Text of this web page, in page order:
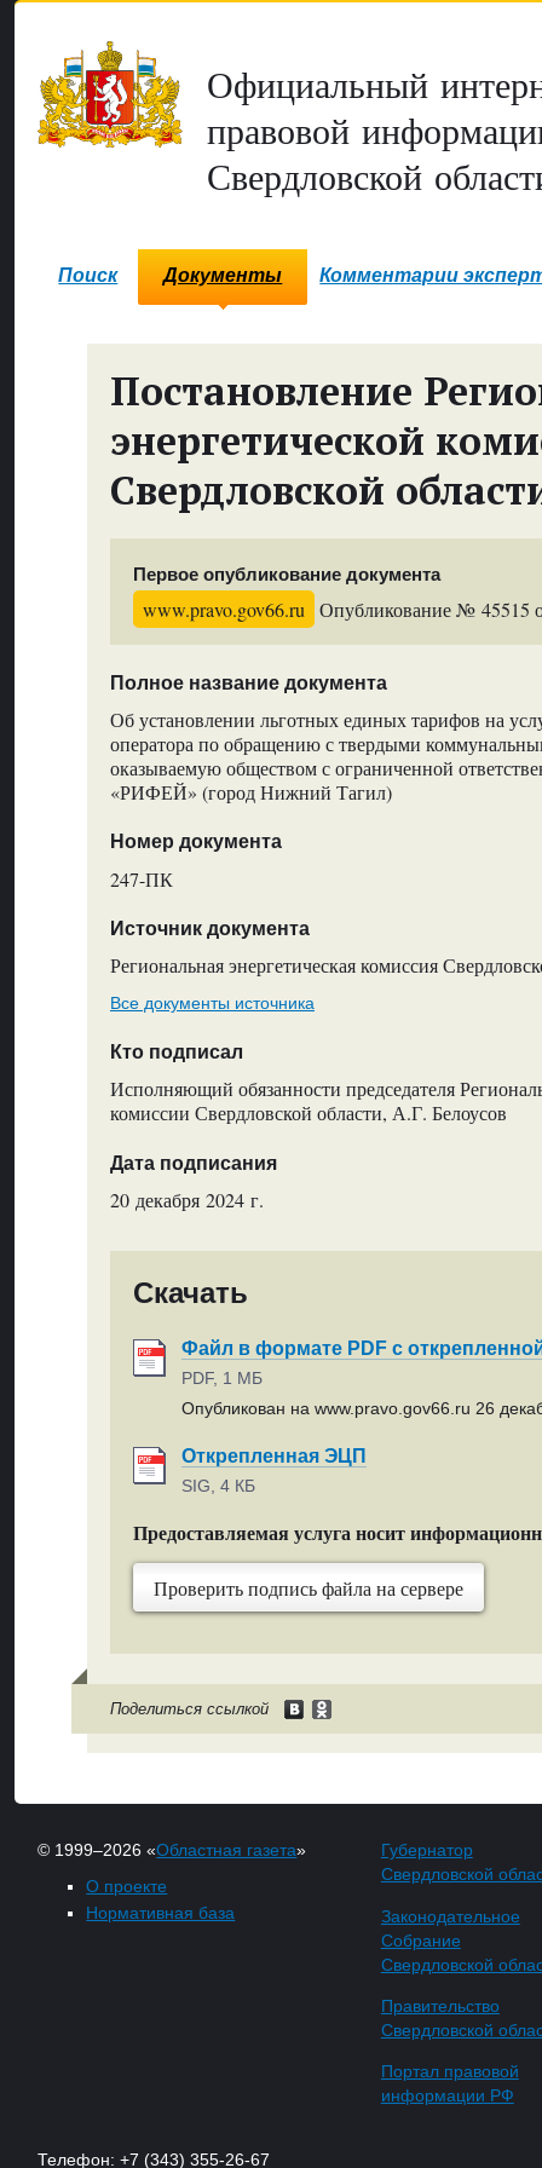
Официальный
правовой
Свердловской
Поиск Документы Комментарии
Постановление
энергетической
Свердловской
Первое опубликование документа
www.pravo.gov66.ru Опубликование № 45515
Полное название документа
Об установлении льготных единых тарифов на
оператора по обращению с твердыми
оказываемую обществом с ограниченной
«РИФЕЙ» (город Нижний Тагил)
Номер документа
247-ПК
Источник документа
Региональная энергетическая комиссия
Все документы источника
Кто подписал
Исполняющий обязанности председателя
комиссии Свердловской области, А.Г. Белоусов
Дата подписания
20 декабря 2024 г.
Скачать
Файл в формате PDF с
PDF, 1 МБ
Опубликован на www.pravo.gov66.ru 26
Открепленная ЭЦП
SIG, 4 КБ
Предоставляемая услуга носит
Проверить подпись файла на сервере
Поделиться ссылкой
© 1999–2026 «Областная газета»
О проекте
Нормативная база
Губернатор
Свердловской
Законодательное
Собрание
Свердловской
Правительство
Свердловской
Портал правовой
информации РФ
Телефон: +7 (343) 355-26-67